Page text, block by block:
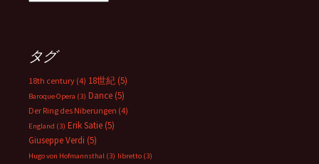
ブ
タグ
18th century (4) 18世紀 (5)
Baroque Opera (3) Dance (5)
Der Ring des Niberungen (4)
England (3) Erik Satie (5)
Giuseppe Verdi (5)
Hugo von Hofmannsthal (3) libretto (3)